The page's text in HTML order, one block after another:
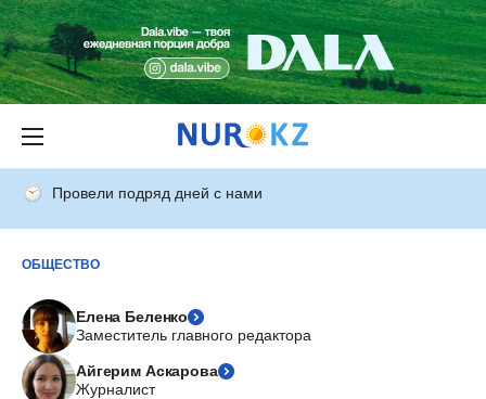
Провели подряд дней с нами
ОБЩЕСТВО
Елена Беленко
Заместитель главного редактора
Айгерим Аскарова
Журналист